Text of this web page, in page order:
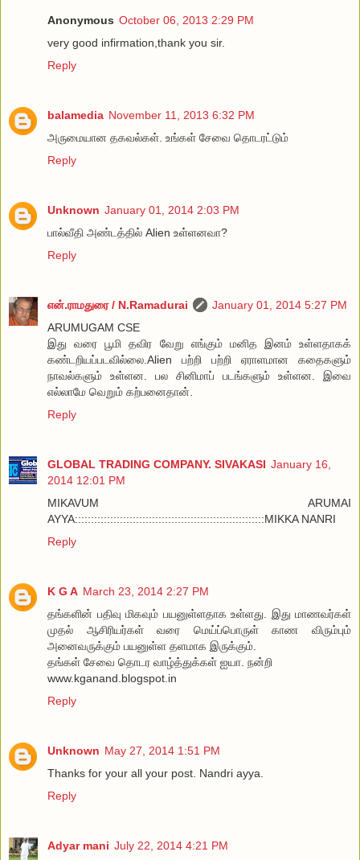
Anonymous October 06, 2013 2:29 PM
very good infirmation,thank you sir.
Reply
balamedia November 11, 2013 6:32 PM
அருமையான தகவல்கள். உங்கள் சேவை தொடரட்டும்
Reply
Unknown January 01, 2014 2:03 PM
பால்வீதி அண்டத்தில் Alien உள்ளனவா?
Reply
என்.ராமதுரை / N.Ramadurai
January 01, 2014 5:27 PM
ARUMUGAM CSE
இது வரை பூமி தவிர வேறு எங்கும் மனித இனம் உள்ளதாகக்
கண்டறியப்படவில்லை.Alien பற்றி பற்றி ஏராளமான கதைகளும்
நாவல்களும் உள்ளன. பல சினிமாப் படங்களும் உள்ளன. இவை
எல்லாமே வெறும் கற்பனைதான்.
Reply
GLOBAL TRADING COMPANY. SIVAKASI January 16,
2014 12:01 PM
MIKAVUM ARUMAI
AYYA:::::::::::::::::::::::::::::::::::::::::::::::::::::::::::MIKKA NANRI
Reply
K G A March 23, 2014 2:27 PM
தங்களின் பதிவு மிகவும் பயனுள்ளதாக உள்ளது. இது மாணவர்கள்
முதல் ஆசிரியர்கள் வரை மெய்ப்பொருள் காண விரும்பும்
அனைவருக்கும் பயனுள்ள தளமாக இருக்கும்.
தங்கள் சேவை தொடர வாழ்த்துக்கள் ஐயா. நன்றி
www.kganand.blogspot.in
Reply
Unknown May 27, 2014 1:51 PM
Thanks for your all your post. Nandri ayya.
Reply
Adyar mani July 22, 2014 4:21 PM